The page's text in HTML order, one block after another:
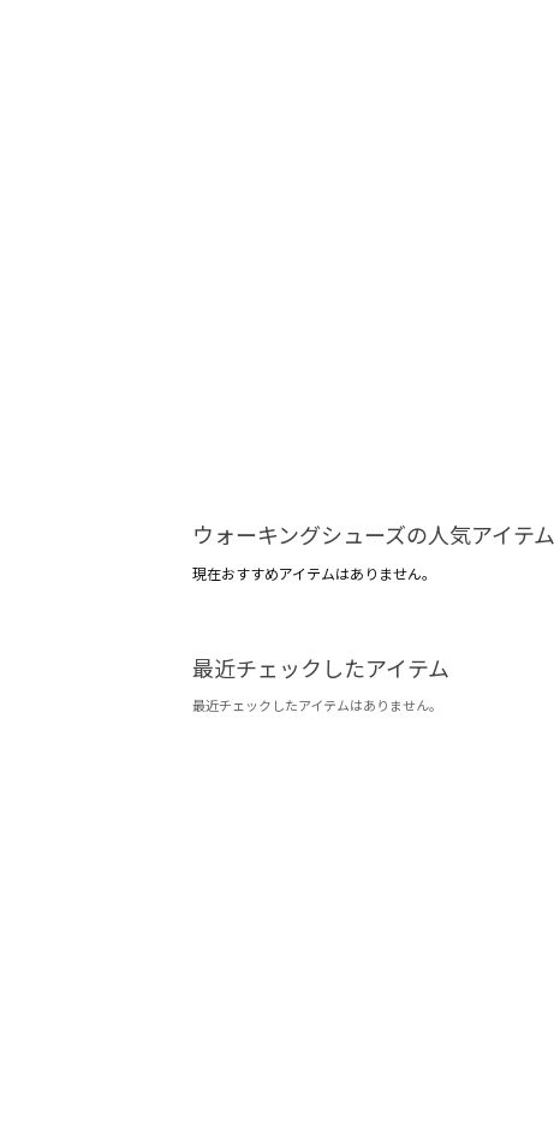
ウォーキングシューズの人気アイテム
現在おすすめアイテムはありません。
最近チェックしたアイテム
最近チェックしたアイテムはありません。